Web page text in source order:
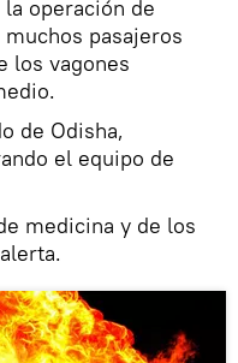
operación de
pasajeros
los vagones
de Odisha,
el equipo de
medicina y de los